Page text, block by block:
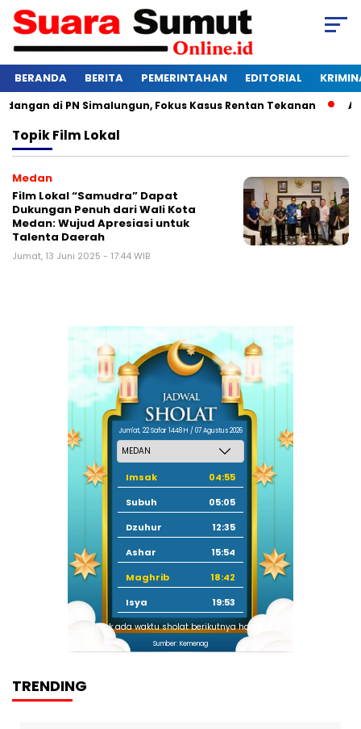
BERANDA BERITA PEMERINTAHAN EDITORIAL
di PN Simalungun, Fokus Kasus Rentan Tekanan
TopikFilm Lokal
Medan
Film Lokal “Samudra” Dapat
Dukungan Penuh dari Wali Kota
Medan: Wujud Apresiasi untuk
Talenta Daerah
Jumat, 13 Juni 2025 - 17:44 WIB
Jum'at, 22 Safar 1448 H / 07 Agustus 2026
Imsak
04:55
Subuh
05:05
Dzuhur
12:35
Ashar
15:54
Maghrib
18:42
Isya
19:53
Tidak ada waktu sholat berikutnya hari ini.
Sumber: Kemenag
TRENDING